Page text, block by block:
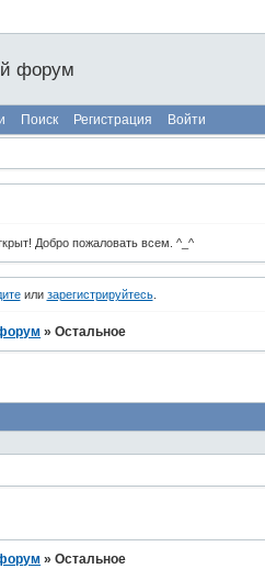
форум
Поиск Регистрация Войти
Добро пожаловать всем. ^_^
или зарегистрируйтесь.
»Остальное
»Остальное